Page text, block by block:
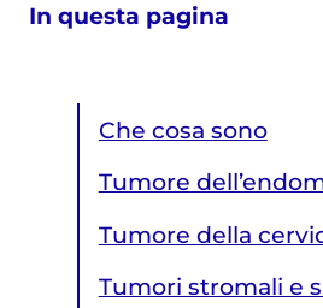
In questa pagina
Che cosa sono
Tumore
Tumore della
Tumori stromali e